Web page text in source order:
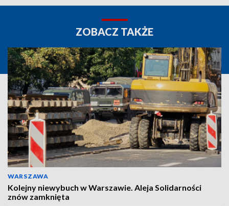
ZOBACZ TAKŻE
WARSZAWA
Kolejny niewybuch w Warszawie. Aleja Solidarności
znów zamknięta